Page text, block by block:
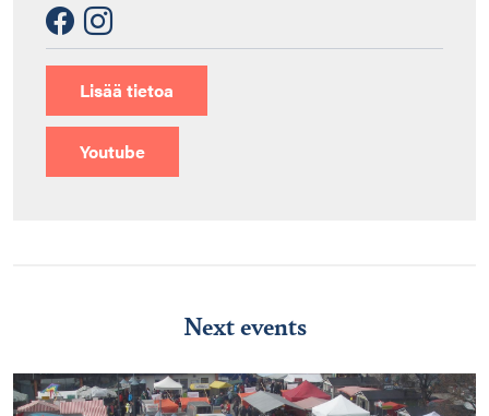
Lisää tietoa
Youtube
Next events